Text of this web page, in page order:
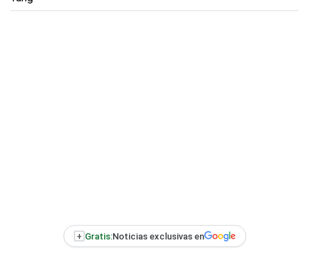
+ Gratis:Noticias exclusivas en